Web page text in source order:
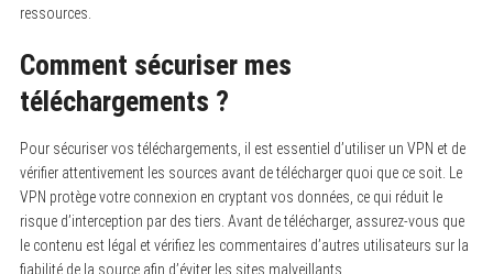
ressources.
Comment sécuriser mes
téléchargements ?
Pour sécuriser vos téléchargements, il est essentiel d’utiliser un VPN et de
vérifier attentivement les sources avant de télécharger quoi que ce soit.
Le
VPN protège votre connexion en cryptant vos données, ce qui réduit le
risque d’interception par des tiers. Avant de télécharger, assurez-vous que
le contenu est légal et vérifiez les commentaires d’autres utilisateurs sur la
fiabilité de la source afin d’éviter les sites malveillants.